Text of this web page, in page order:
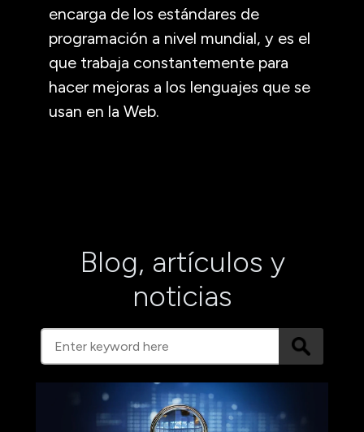
encarga de los estándares de
programación a nivel mundial, y es el
que trabaja constantemente para
hacer mejoras a los lenguajes que se
usan en la Web.
Blog, artículos y
noticias